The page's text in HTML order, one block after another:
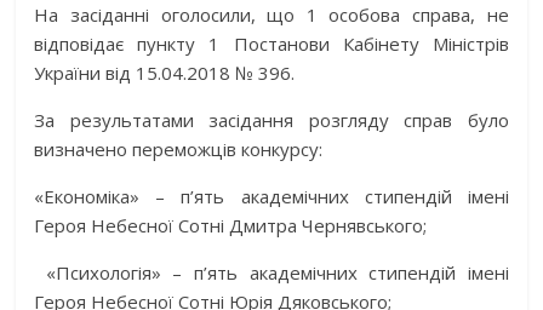
На засіданні оголосили, що 1 особова справа, не
відповідає пункту 1 Постанови Кабінету Міністрів
України від 15.04.2018 № 396.
За результатами засідання розгляду справ було
визначено переможців конкурсу:
«Економіка» – п’ять академічних стипендій імені
Героя Небесної Сотні Дмитра Чернявського;
«Психологія» – п’ять академічних стипендій імені
Героя Небесної Сотні Юрія Дяковського;